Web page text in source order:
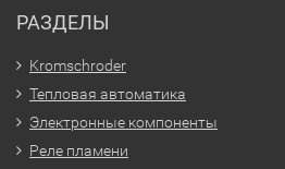
РАЗДЕЛЫ
Kromschroder
Тепловая автоматика
Электронные компоненты
Реле пламени